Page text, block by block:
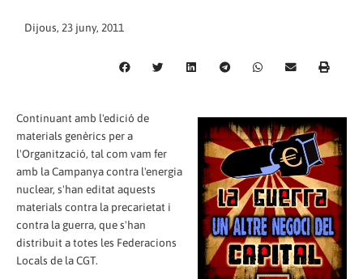
Dijous, 23 juny, 2011
Continuant amb l'edició de
materials genèrics per a
l'Organització, tal com vam fer
amb la Campanya contra l'energia
nuclear, s'han editat aquests
materials contra la precarietat i
contra la guerra, que s'han
distribuit a totes les Federacions
Locals de la CGT.